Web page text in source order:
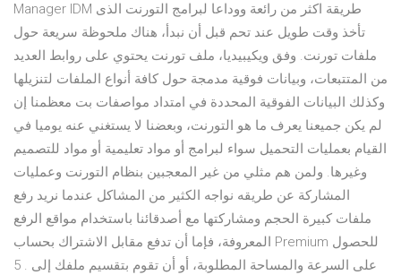
Manager IDM طريقة اكثر من رائعة ووداعا لبرامج التورنت الذى
تأخذ وقت طويل عند تحم قبل أن نبدأ، هناك ملحوظة سريعة حول
ملفات تورنت. وفق ويكيبيديا، ملف تورنت يحتوي على روابط العديد
من المتتبعات، وبيانات فوقية مدمجة حول كافة أنواع الملفات لتنزيلها
وكذلك البيانات الفوقية المحددة في امتداد مواصفات بت معظمنا إن
لم يكن جميعنا يعرف ما هو التورنت، وبعضنا لا يستغني عنه يوميا في
القيام بعمليات التحميل سواء لبرامج أو مواد تعليمية أو مواد للتصميم
وغيرها. ولمن هم مثلي من غير المعجبين بنظام التورنت وعمليات
المشاركة عن طريقه نواجه الكثير من المشاكل عندما نريد رفع
ملفات كبيرة الحجم ومشاركتها مع أصدقائنا باستخدام مواقع الرفع
المعروفة، فإما أن تدفع مقابل الاشتراك بحساب Premium للحصول
على السرعة والمساحة المطلوبة، أو أن تقوم بتقسيم ملفك إلى . 5